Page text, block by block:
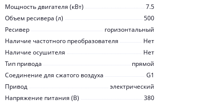
Мощность двигателя (кВт)
7.5
Объем ресивера (л)
500
Ресивер
горизонтальный
Наличие частотного преобразователя
Нет
Наличие осушителя
Нет
Тип привода
прямой
Соединение для сжатого воздуха
G1
Привод
электрический
Напряжение питания (В)
380